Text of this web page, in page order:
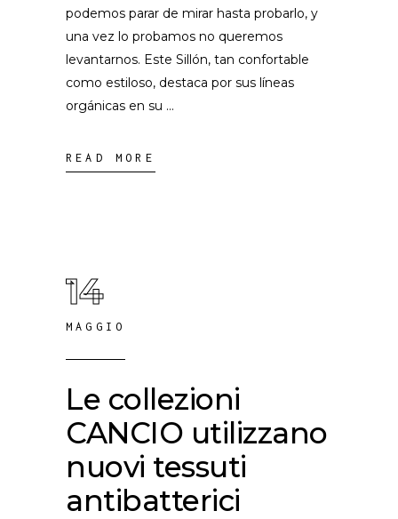
podemos parar de mirar hasta probarlo, y
una vez lo probamos no queremos
levantarnos. Este Sillón, tan confortable
como estiloso, destaca por sus líneas
orgánicas en su
READ MORE
14
MAGGIO
Le collezioni
CANCIO utilizzano
nuovi tessuti
antibatterici